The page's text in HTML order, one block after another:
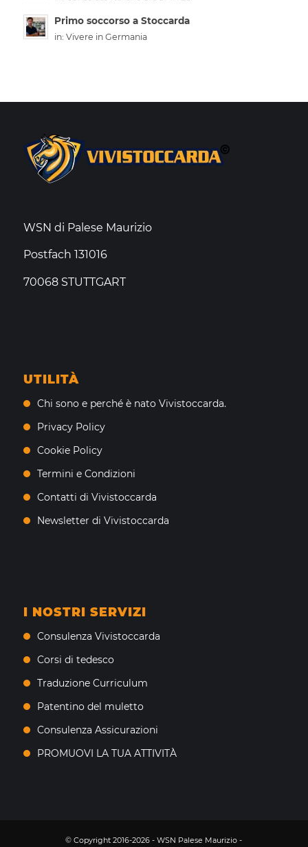
Primo soccorso a Stoccarda
in: Vivere in Germania
WSN di Palese Maurizio
Postfach 131016
70068 STUTTGART
UTILITÀ
Chi sono e perché è nato Vivistoccarda.
Privacy Policy
Cookie Policy
Termini e Condizioni
Contatti di Vivistoccarda
Newsletter di Vivistoccarda
I NOSTRI SERVIZI
Consulenza Vivistoccarda
Corsi di tedesco
Traduzione Curriculum
Patentino del muletto
Consulenza Assicurazioni
PROMUOVI LA TUA ATTIVITÀ
© Copyright 2016-2026 - WSN Palese Maurizio -